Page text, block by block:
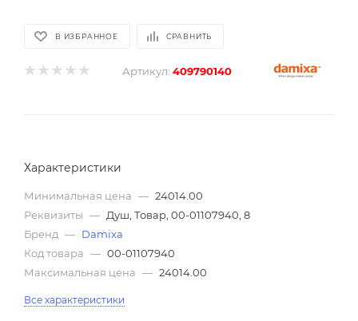
В ИЗБРАННОЕ СРАВНИТЬ
Артикул: 409790140
Характеристики
Минимальная цена — 24014.00
Реквизиты — Душ, Товар, 00-01107940, 8
Бренд — Damixa
Код товара — 00-01107940
Максимальная цена — 24014.00
Все характеристики